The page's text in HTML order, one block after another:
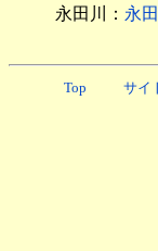
永田川： 永
Top サイ